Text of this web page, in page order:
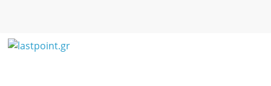
lastpoint.gr